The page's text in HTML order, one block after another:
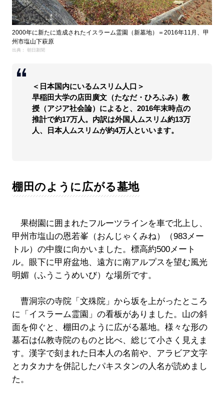
2000年に新たに造成されたイスラーム霊園（新墓地）＝2016年11月、甲
州市塩山下萩原
出典： 朝日新聞
＜日本国内にいるムスリム人口＞
早稲田大学の店田廣文（たなだ・ひろふみ）教
授（アジア社会論）によると、2016年末時点の
推計で約17万人。内訳は外国人ムスリム約13万
人、日本人ムスリムが約4万人といいます。
棚田のように広がる墓地
果樹園に囲まれたフルーツラインを車で北上し、
甲州市塩山の恩若峯（おんじゃくみね）（983メー
トル）の中腹に向かいました。標高約500メート
ル。眼下に甲府盆地、遠方に南アルプスを望む風光
明媚（ふうこうめいび）な場所です。
曹洞宗の寺院「文殊院」から坂を上がったところ
に「イスラーム霊園」の看板がありました。山の斜
面を仰ぐと、棚田のように広がる墓地。様々な形の
墓石は仏教寺院のものと比べ、総じて小さく見えま
す。漢字で刻まれた日本人の名前や、アラビア文字
とカタカナを併記したパキスタンの人名が読めまし
た。